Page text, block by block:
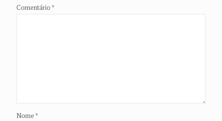
Comentário *
Nome *